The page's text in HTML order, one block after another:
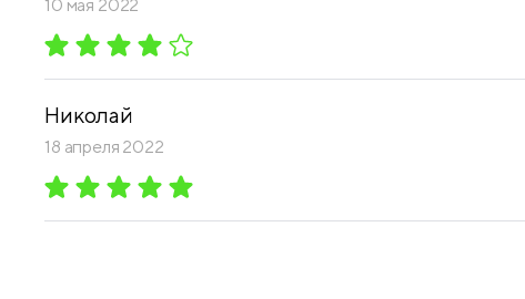
10 мая 2022
Николай
18 апреля 2022